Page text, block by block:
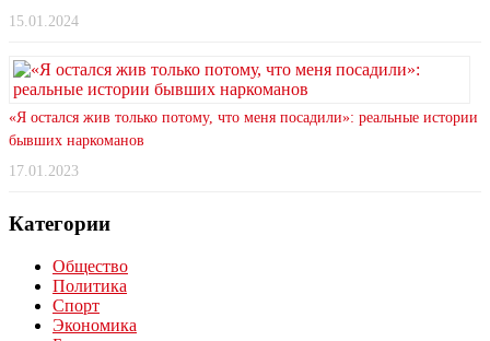
15.01.2024
«Я остался жив только потому, что меня посадили»: реальные истории
бывших наркоманов
17.01.2023
Категории
Общество
Политика
Спорт
Экономика